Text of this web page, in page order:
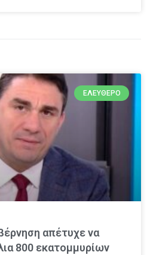
ΕΛΕΎΘΕΡΟ
απέτυχε να
800 εκατομμυρίων